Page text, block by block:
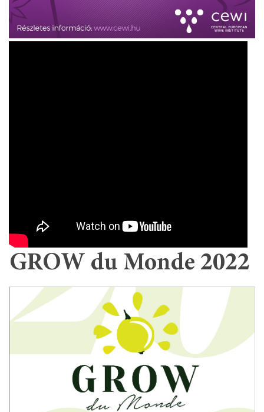
GROW du Monde 2022